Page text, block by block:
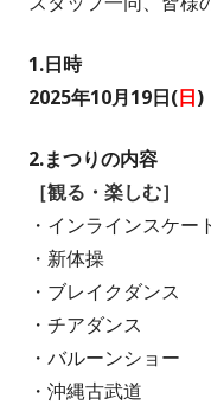
1.日時
2025年10月19日(日)
2.まつりの内容
［観る・楽しむ］
・インラインスケー
・新体操
・ブレイクダンス
・チアダンス
・バルーンショー
・沖縄古武道